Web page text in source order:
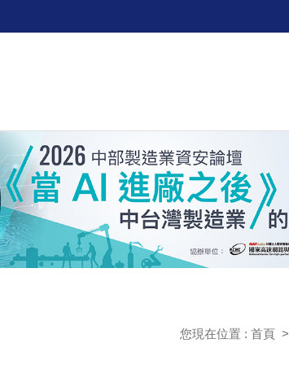
您現在位置 : 首頁 >